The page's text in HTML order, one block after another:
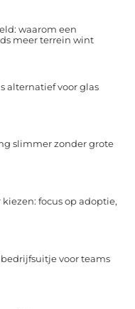
waarom een
meer terrein wint
alternatief voor glas
slimmer zonder grote
focus op adoptie,
voor teams